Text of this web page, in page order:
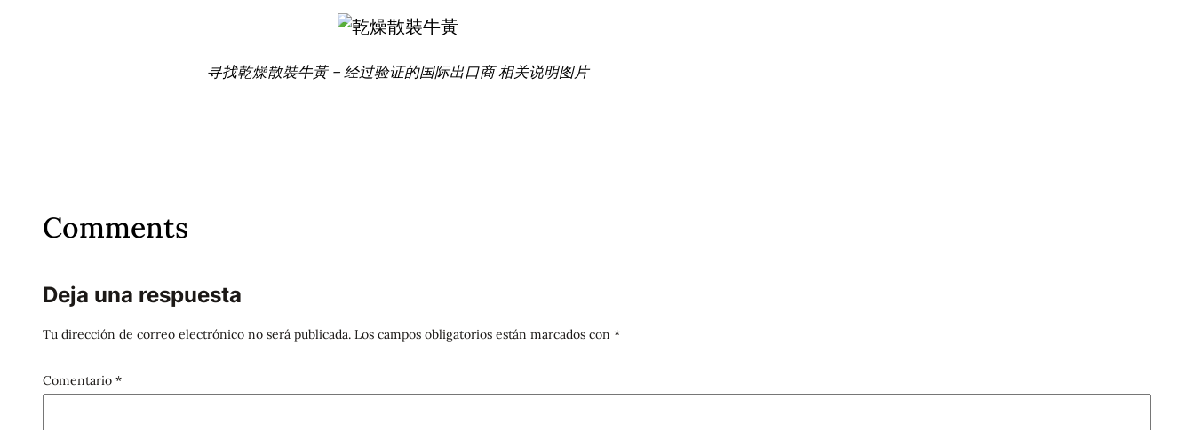
寻找乾燥散裝牛黃 – 经过验证的国际出口商 相关说明图片
Comments
Deja una respuesta
Tu dirección de correo electrónico no será publicada. Los campos obligatorios están marcados con *
Comentario *